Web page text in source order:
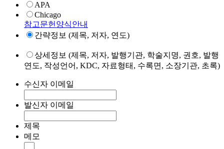
APA
Chicago
참고문헌양식안내
간략정보 (제목, 저자, 연도)
상세정보 (제목, 저자, 발행기관, 학술지명, 권호, 발행
연도, 작성언어, KDC, 자료형태, 수록면, 소장기관, 초록)
수신자 이메일
발신자 이메일
제목
메모